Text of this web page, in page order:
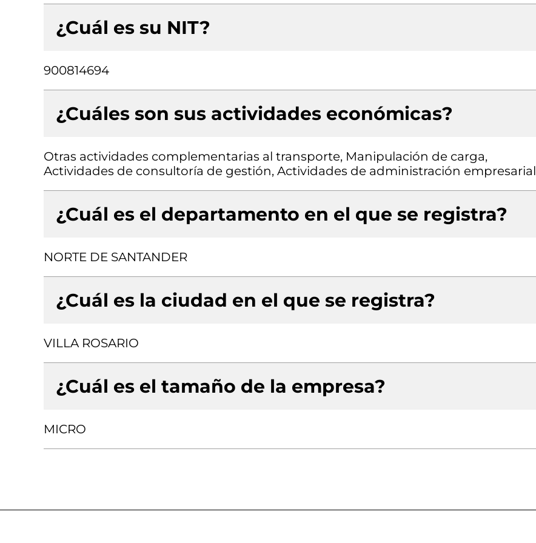
¿Cuál es su NIT?
900814694
¿Cuáles son sus actividades económicas?
Otras actividades complementarias al transporte, Manipulación de carga,
Actividades de consultoría de gestión, Actividades de administración empresarial
¿Cuál es el departamento en el que se registra?
NORTE DE SANTANDER
¿Cuál es la ciudad en el que se registra?
VILLA ROSARIO
¿Cuál es el tamaño de la empresa?
MICRO